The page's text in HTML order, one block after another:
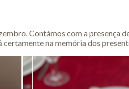
Contámos com a presença
na memória dos